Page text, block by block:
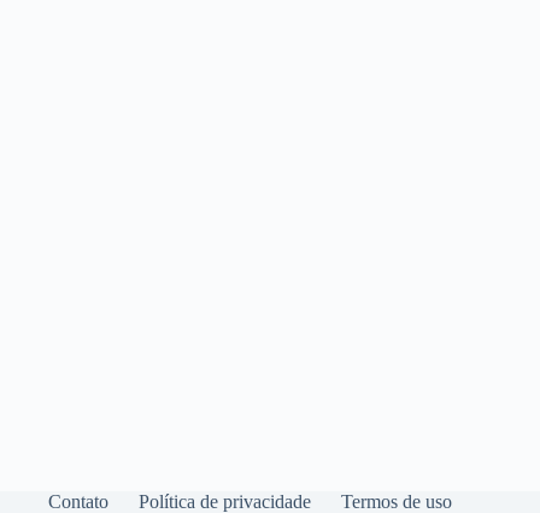
Contato Política de privacidade Termos de uso